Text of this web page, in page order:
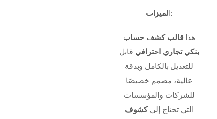
الميزات:
هذا قالب كشف حساب
بنكي تجاري احترافي قابل
للتعديل بالكامل وبدقة
عالية، مصمم خصيصًا
للشركات والمؤسسات
التي تحتاج إلىكشوف